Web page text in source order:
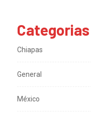
Categorias
Chiapas
General
México